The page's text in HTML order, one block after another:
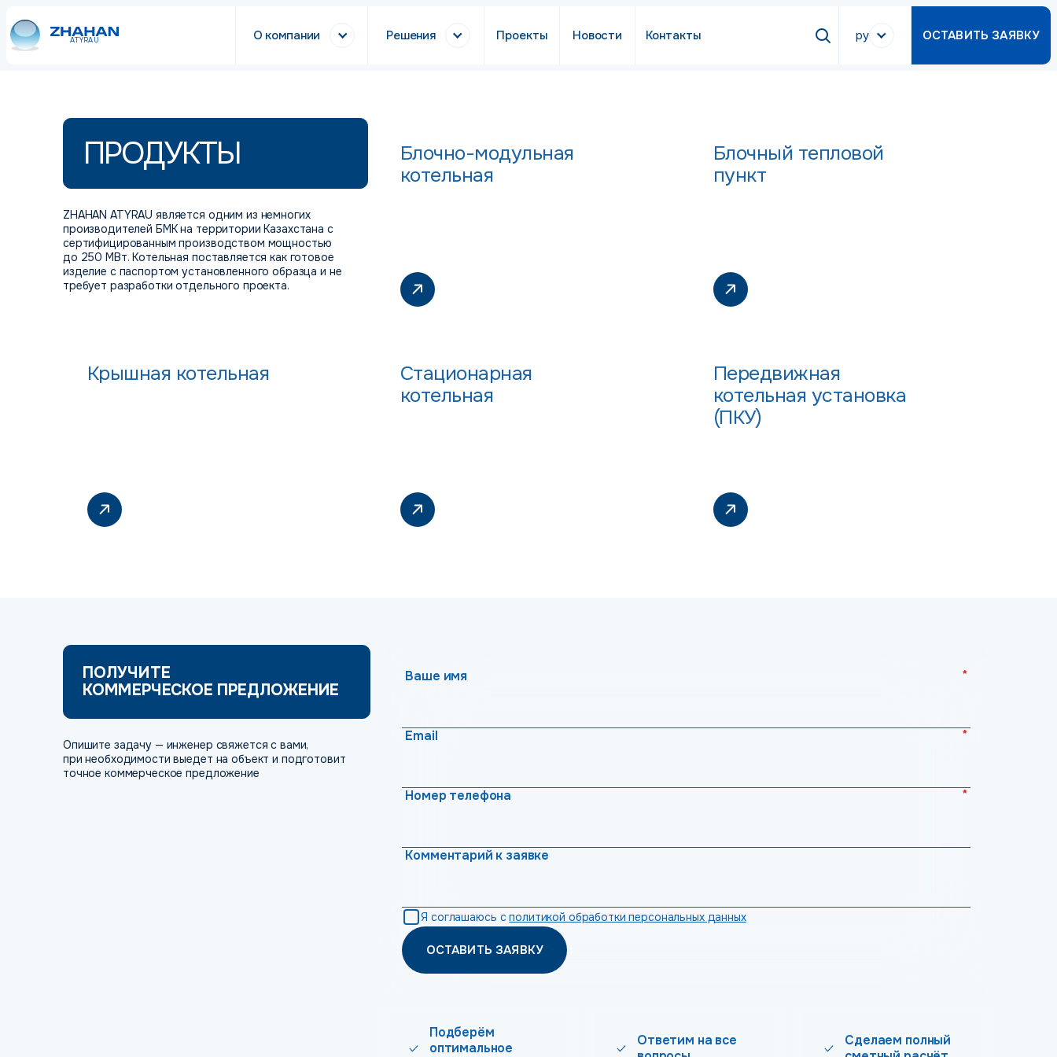
ATYRAU О компании Решения Проекты Новости Контакты ру ОСТАВИТЬ ЗАЯВКУ
ПРОДУКТЫ
ZHAHAN ATYRAU является одним из немногих
производителей БМК на территории Казахстана с
сертифицированным производством мощностью
до 250 МВт. Котельная поставляется как готовое
изделие с паспортом установленного образца и не
требует разработки отдельного проекта.
Блочно-модульная
котельная
Блочный тепловой
пункт
Крышная котельная
Стационарная
котельная
Передвижная
котельная установка
(ПКУ)
ПОЛУЧИТЕ
КОММЕРЧЕСКОЕ ПРЕДЛОЖЕНИЕ
Опишите задачу — инженер свяжется с вами,
при необходимости выедет на объект и подготовит
точное коммерческое предложение
Ваше имя *
Email *
Номер телефона *
Комментарий к заявке
Я соглашаюсь с политикой обработки персональных данных
ОСТАВИТЬ ЗАЯВКУ
Подберём
оптимальное
Ответим на все
Сделаем полный